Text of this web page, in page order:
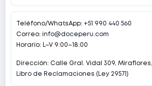
Teléfono/WhatsApp: +51 990 440 560
Correo: info@doceperu.com
Horario: L–V 9:00–18:00
Dirección: Calle Gral. Vidal 309, Miraflores,
Libro de Reclamaciones (Ley 29571)